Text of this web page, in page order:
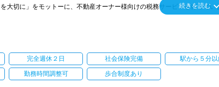
節税対策も重要です。
相談実績があり、相続税還付・消費税還付に関しては200件以上の成功
い方】
ャー経験のある方
磨きつつ、マネジメントにも挑戦したい方、大歓迎！
快適にテレワークができます。
ミュニケーションが根強いている職場です。
ングを実施
大切に」をモットーに、不動産オーナー様向けの税務サービスを行ってい
まで多くのお客様にご利用いただき、年々事務所の規模を拡大してきま
税理士法人化も視野に入れ、さらなる＼業務拡大／を考えています。
続きを読むkeyboard_arrow_down
完全週休２日 社会保険完備 駅から５分以
勤務時間調整可 歩合制度あり